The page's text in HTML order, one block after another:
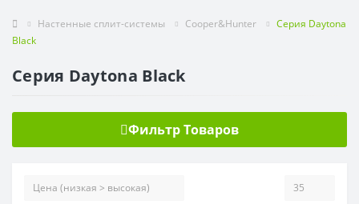
Настенные сплит-системы Cooper&Hunter
Серия Daytona
Black
Серия Daytona Black
Фильтр Товаров